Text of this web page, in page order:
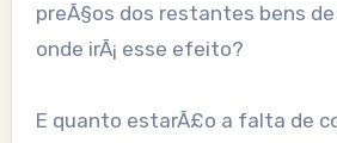
preÃ§os dos restantes bens
onde irÃ¡ esse efeito?
E quanto estarÃ£o a falta de